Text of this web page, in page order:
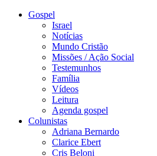
Gospel
Israel
Notícias
Mundo Cristão
Missões / Ação Social
Testemunhos
Família
Vídeos
Leitura
Agenda gospel
Colunistas
Adriana Bernardo
Clarice Ebert
Cris Beloni